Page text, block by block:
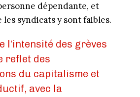
dépendante, et
syndicats y sont faibles.
l’intensité des grèves
reflet des
du capitalisme et
avec la